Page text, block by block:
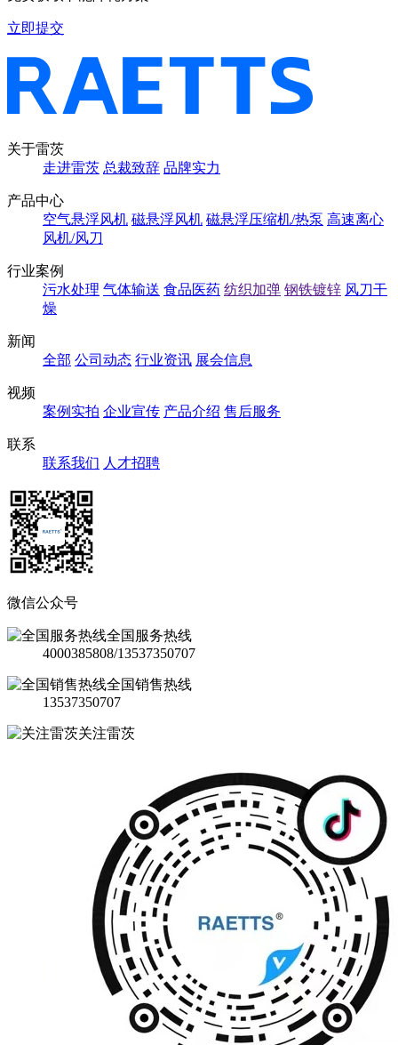
立即提交
关于雷茨
走进雷茨 总裁致辞 品牌实力
产品中心
空气悬浮风机 磁悬浮风机 磁悬浮压缩机/热泵 高速离心
风机/风刀
行业案例
污水处理 气体输送 食品医药 纺织加弹 钢铁镀锌 风刀干
燥
新闻
全部 公司动态 行业资讯 展会信息
视频
案例实拍 企业宣传 产品介绍 售后服务
联系
联系我们 人才招聘
微信公众号
全国服务热线
4000385808/13537350707
全国销售热线
13537350707
关注雷茨